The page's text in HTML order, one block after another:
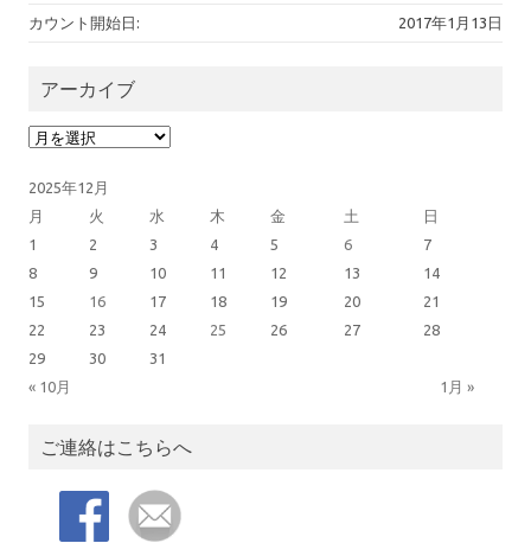
2017年1月13日
カウント開始日:
アーカイブ
アーカイブ
2025年12月
月
火 水 木 金 土 日
« 10月 1月 »
1 2 3 4 5 6
7
8
9 10 11 12 13
14
15
16 17 18 19 20
21
22
23 24 25 26 27
28
29
30 31
ご連絡はこちらへ